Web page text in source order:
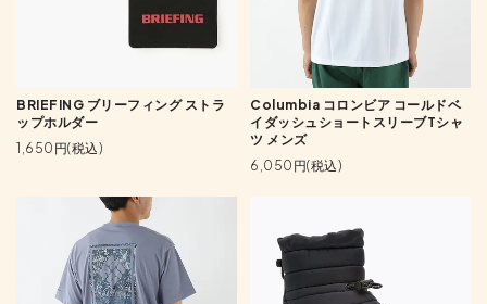
BRIEFING ブリーフィング ストラ
ップホルダー
1,650円(税込)
Columbia コロンビア コールドベ
イダッシュショートスリーブTシャ
ツ メンズ
6,050円(税込)